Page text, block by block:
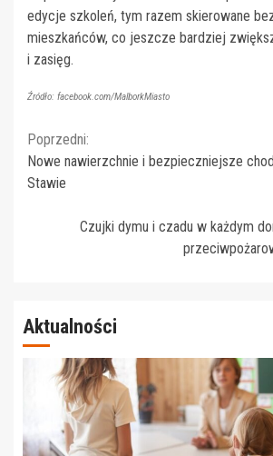
edycje szkoleń, tym razem skierowane
mieszkańców, co jeszcze bardziej
i zasięg.
Źródło: facebook.com/MalborkMiasto
Continue
Reading
Poprzedni:
Nowe nawierzchnie i bezpieczniejsze
Stawie
Czujki dymu i czadu w każdym
Aktualności